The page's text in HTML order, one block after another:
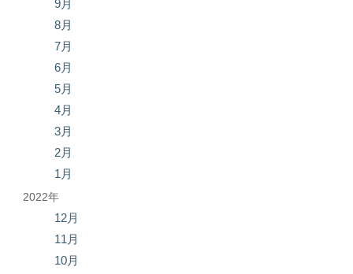
9月
8月
7月
6月
5月
4月
3月
2月
1月
2022年
12月
11月
10月